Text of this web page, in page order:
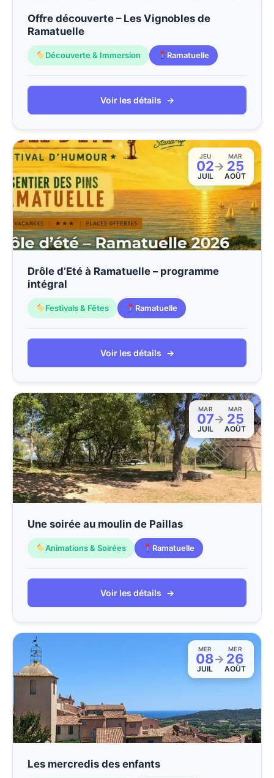
Offre découverte – Les Vignobles de
Ramatuelle
Découverte & Immersion Ramatuelle
Voir les détails →
JEU
02
JUIL
→
MAR
25
AOÛT
Drôle d’Eté à Ramatuelle – programme
intégral
Festivals & Fêtes Ramatuelle
Voir les détails →
MAR
07
JUIL
→
MAR
25
AOÛT
Une soirée au moulin de Paillas
Animations & Soirées Ramatuelle
Voir les détails →
MER
08
JUIL
→
MER
26
AOÛT
Les mercredis des enfants